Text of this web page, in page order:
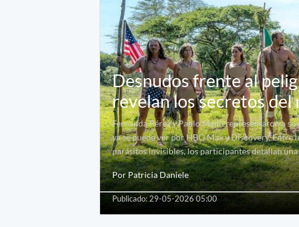
Desnudos frente al
revelan los secretos
Fernanda Pérez y Pablo Melin representaron a
ya se puede ver por HBO Max y Discovery.
parásitos invisibles, los participantes detallan
Por Patricia Daniele
Publicado: 29-05-2026 05:00